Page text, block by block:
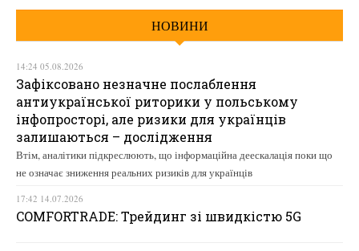
НОВИНИ
14:24 05.08.2026
Зафіксовано незначне послаблення
антиукраїнської риторики у польському
інфопросторі, але ризики для українців
залишаються – дослідження
Втім, аналітики підкреслюють, що інформаційна деескалація поки що
не означає зниження реальних ризиків для українців
17:42 14.07.2026
COMFORTRADE: Трейдинг зі швидкістю 5G